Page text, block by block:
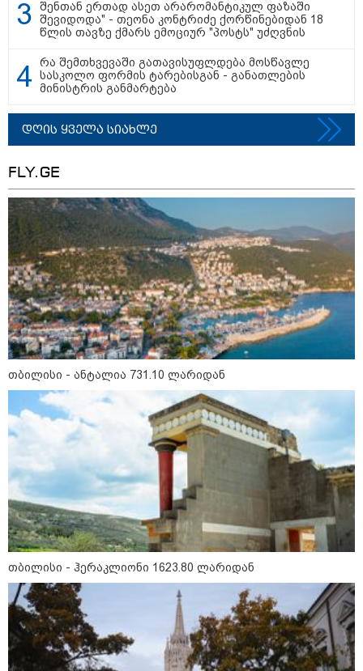
კატეგორიები
10
აგვისტო
დღის ზოგადი
პროგნოზი
ეს დღე მოითხოვს მეტ მოქნილობასა და დაკვირვებულობას.
შესაძლოა, გეგმებში მცირე ცვლილებები შევიდეს, თუმცა
მშვიდი რეაგირება და სიტუაციასთან სწრაფი ადაპტაცია
საუკეთესო შედეგს მოგიტანთ. საღამო ხელსაყრელია
განტვირთვისა და ახლობელ ადამიანებთან
ურთიერთობისთვის.
როგორ შევარჩიოთ ჩაფხუტი
სწორად: ზომები, ტიპები და
უსაფრთხოების სტანდარტები
როგორ ავიცილოთ თავიდან
მუდმივი ქაოსი სახლში:
რატომ არის უწესრიგობა
ყოველდღიური დალაგების
მიუხედავად
ამ ზოდიაქოს ნიშნების ცხოვრება
ძალიან მალე 180 გრადუსით
შეტრიალდება
შენთან ერთად ასეთ არარომანტიკულ ფაზაში
შევიდოდა" - თეონა კონტრიძე ქორწინებიდან 18
წლის თავზე ქმარს ემოციურ "პოსტს" უძღვნის
რა შემთხვევაში გათავისუფლდება მოსწავლე
სასკოლო ფორმის ტარებისგან - განათლების
მინისტრის განმარტება
დღის ყველა სიახლე
FLY.GE
თბილისი - ანტალია 731.10 ლარიდან
თბილისი - ჰერაკლიონი 1623.80 ლარიდან